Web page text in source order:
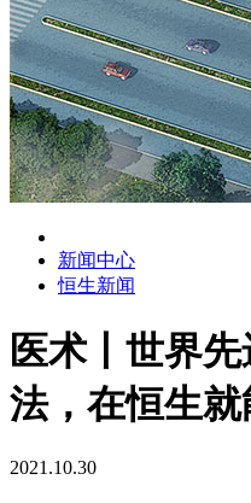
新闻中心
恒生新闻
医术丨世界
法，在恒生
2021.10.30